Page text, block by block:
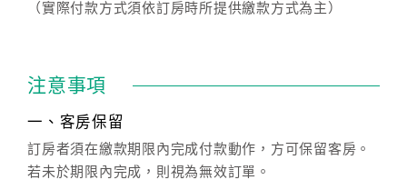
（實際付款方式須依訂房時所提供繳款方式為主）
注意事項
一、客房保留
訂房者須在繳款期限內完成付款動作，方可保留客房。
若未於期限內完成，則視為無效訂單。